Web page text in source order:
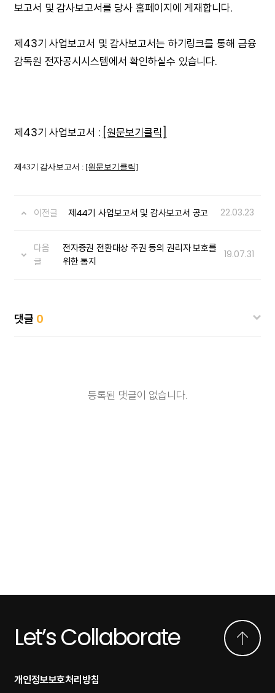
보고서 및 감사보고서를 당사 홈페이지에 게재합니다.
제43기 사업보고서 및 감사보고서는 하기링크를 통해 금융
감독원 전자공시시스템에서 확인하실수 있습니다.
제43기 사업보고서 : [원문보기클릭]
제43기 감사보고서 : [원문보기클릭]
이전글 제44기 사업보고서 및 감사보고서 공고 22.03.23
다음
글
전자증권 전환대상 주권 등의 권리자 보호를
위한 통지
19.07.31
댓글 0
등록된 댓글이 없습니다.
Let’s Collaborate
개인정보보호처리방침